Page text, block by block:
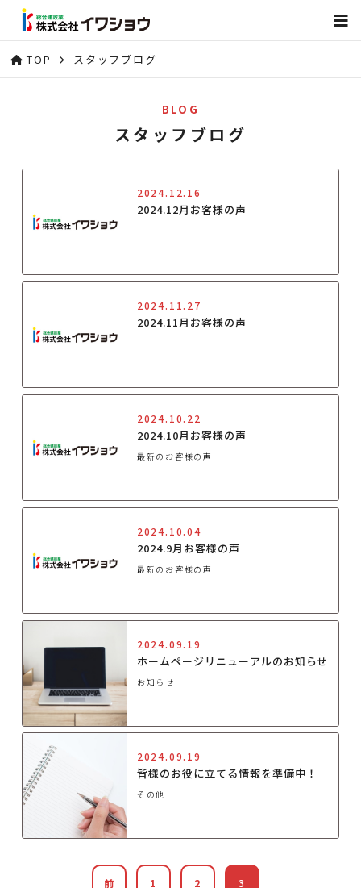
TOP スタッフブログ
BLOG
スタッフブログ
2024.12.16
2024.12月お客様の声
2024.11.27
2024.11月お客様の声
2024.10.22
2024.10月お客様の声
最新のお客様の声
2024.10.04
2024.9月お客様の声
最新のお客様の声
2024.09.19
ホームページリニューアルのお知らせ
お知らせ
2024.09.19
皆様のお役に立てる情報を準備中！
その他
前 1 2 3